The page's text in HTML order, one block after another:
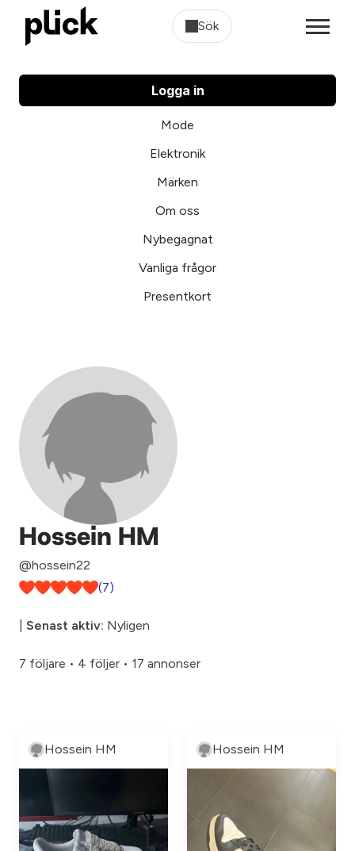
Sök
Logga in
Mode
Elektronik
Märken
Om oss
Nybegagnat
Vanliga frågor
Presentkort
Hossein HM
@hossein22
(7)
Senast aktiv: Nyligen
7 följare • 4 följer • 17 annonser
Hossein HM Hossein HM